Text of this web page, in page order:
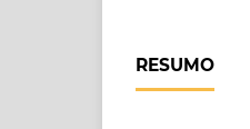
RESUMO